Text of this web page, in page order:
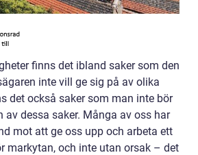
finns det ibland saker som den
inte vill ge sig på av olika
det också saker som man inte bör
av dessa saker. Många av oss har
mot att ge oss upp och arbeta ett
markytan, och inte utan orsak – det